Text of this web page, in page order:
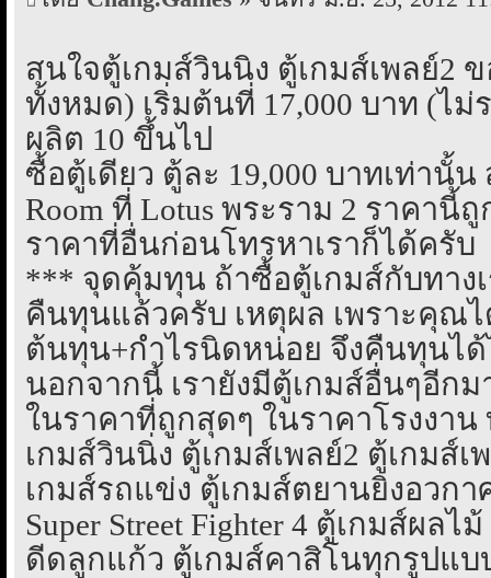
สนใจตู้เกมส์วินนิ่ง ตู้เกมส์เพลย์2
ทั้งหมด) เริ่มต้นที่ 17,000 บาท (ไ
ผลิต 10 ขึ้นไป
ซื้อตู้เดียว ตู้ละ 19,000 บาทเท่านั้
Room ที่ Lotus พระราม 2 ราคานี้
ราคาที่อื่นก่อนโทรหาเราก็ได้ครับ
*** จุดคุ้มทุน ถ้าซื้อตู้เกมส์กับทาง
คืนทุนแล้วครับ เหตุผล เพราะคุณ
ต้นทุน+กำไรนิดหน่อย จึงคืนทุนไ
นอกจากนี้ เรายังมีตู้เกมส์อื่นๆอีก
ในราคาที่ถูกสุดๆ ในราคาโรงงาน
เกมส์วินนิ่ง ตู้เกมส์เพลย์2 ตู้เกมส์
เกมส์รถแข่ง ตู้เกมส์ตยานยิงอวกา
Super Street Fighter 4 ตู้เกมส์ผล
ดีดลูกแก้ว ตู้เกมส์คาสิโนทุกรูปแ